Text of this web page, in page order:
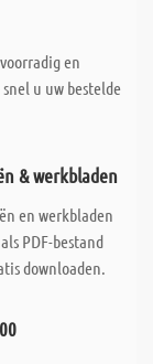
en
u uw bestelde
& werkbladen
en werkbladen
PDF-bestand
downloaden.